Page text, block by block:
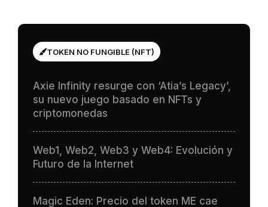
TOKEN NO FUNGIBLE (NFT)
Axie Infinity resurge con ‘Atia’s Legacy’,
su nuevo juego basado en NFTs y
criptomonedas
Web1, Web2, Web3 y Web4: Evolución y
Futuro de la Internet
Magic Eden: Precio del token ME cae